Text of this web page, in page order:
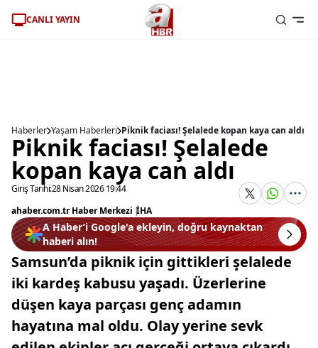
CANLI YAYIN
Haberler Yaşam Haberleri Piknik faciası! Şelalede kopan kaya can aldı
Piknik faciası! Şelalede
kopan kaya can aldı
Giriş Tarihi:28 Nisan 2026 19:44
ahaber.com.tr Haber Merkezi |İHA
A Haber’i Google'a ekleyin, doğru kaynaktan
haberi alın!
Samsun’da piknik için gittikleri şelalede
iki kardeş kabusu yaşadı. Üzerlerine
düşen kaya parçası genç adamın
hayatına mal oldu. Olay yerine sevk